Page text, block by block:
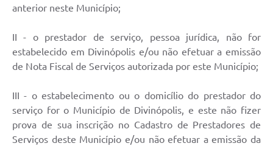
anterior neste Município;
II - o prestador de serviço, pessoa jurídica, não for
estabelecido em Divinópolis e/ou não efetuar a emissão
de Nota Fiscal de Serviços autorizada por este Município;
III - o estabelecimento ou o domicílio do prestador do
serviço for o Município de Divinópolis, e este não fizer
prova de sua inscrição no Cadastro de Prestadores de
Serviços deste Município e/ou não efetuar a emissão da